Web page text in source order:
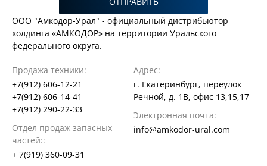
ООО "Амкодор-Урал" - официальный дистрибьютор
холдинга «АМКОДОР» на территории Уральского
федерального округа.
Продажа техники:
+7(912) 606-12-21
+7(912) 606-14-41
+7(912) 290-22-33
Отдел продаж запасных
частей::
+ 7(919) 360-09-31
Адрес:
г. Екатеринбург, переулок
Речной, д. 1В, офис 13,15,17
Электронная почта:
info@amkodor-ural.com